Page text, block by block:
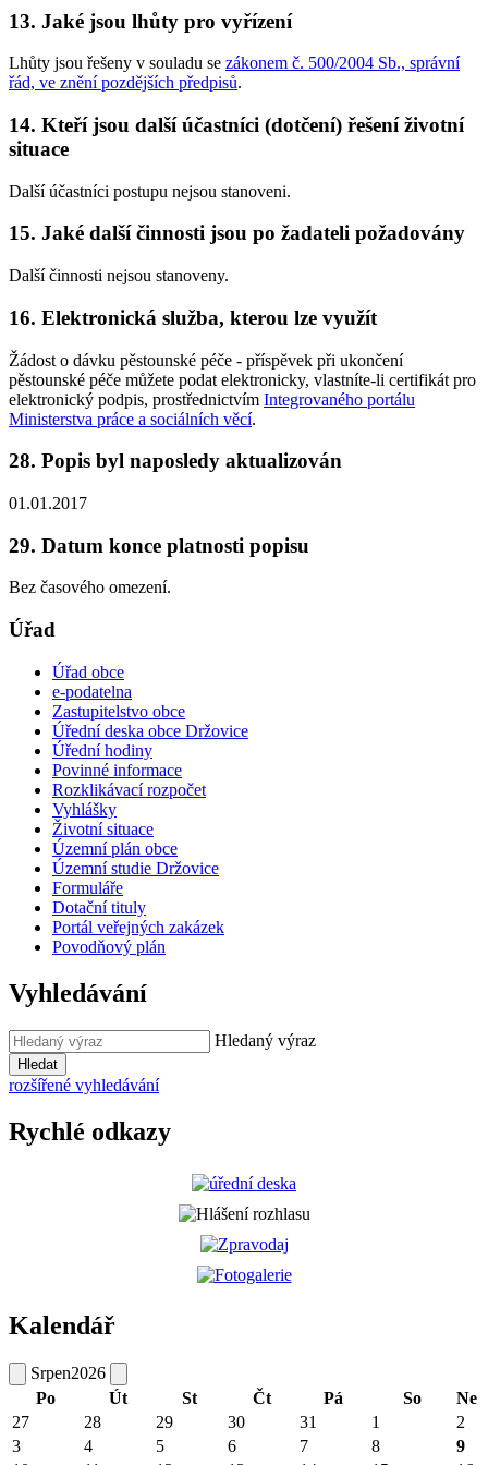
13. Jaké jsou lhůty pro vyřízení
Lhůty jsou řešeny v souladu se zákonem č. 500/2004 Sb., správní
řád, ve znění pozdějších předpisů.
14. Kteří jsou další účastníci (dotčení) řešení životní
situace
Další účastníci postupu nejsou stanoveni.
15. Jaké další činnosti jsou po žadateli požadovány
Další činnosti nejsou stanoveny.
16. Elektronická služba, kterou lze využít
Žádost o dávku pěstounské péče - příspěvek při ukončení
pěstounské péče můžete podat elektronicky, vlastníte-li certifikát pro
elektronický podpis, prostřednictvím Integrovaného portálu
Ministerstva práce a sociálních věcí.
28. Popis byl naposledy aktualizován
01.01.2017
29. Datum konce platnosti popisu
Bez časového omezení.
Úřad
Úřad obce
e-podatelna
Zastupitelstvo obce
Úřední deska obce Držovice
Úřední hodiny
Povinné informace
Rozklikávací rozpočet
Vyhlášky
Životní situace
Územní plán obce
Územní studie Držovice
Formuláře
Dotační tituly
Portál veřejných zakázek
Povodňový plán
Vyhledávání
Hledaný výraz
Hledat
rozšířené vyhledávání
Rychlé odkazy
Kalendář
Srpen2026
Po
Út St Čt Pá So
Ne
27
28 29 30 31 1
2
3
4 5 6 7 8
9